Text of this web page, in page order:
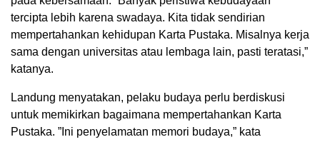
tercipta lebih karena swadaya. Kita tidak sendirian
mempertahankan kehidupan Karta Pustaka. Misalnya kerja
sama dengan universitas atau lembaga lain, pasti teratasi,”
katanya.
Landung menyatakan, pelaku budaya perlu berdiskusi
untuk memikirkan bagaimana mempertahankan Karta
Pustaka. ”Ini penyelamatan memori budaya,” kata